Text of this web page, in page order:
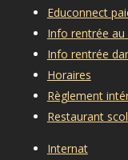
Educonnect
Info rentrée au
Info rentrée
Horaires
Règlement
Restaurant
Internat